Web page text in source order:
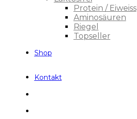
Protein / Eiweiss
Aminosäuren
Riegel
Topseller
Shop
Kontakt